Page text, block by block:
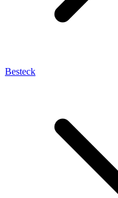
Besteck